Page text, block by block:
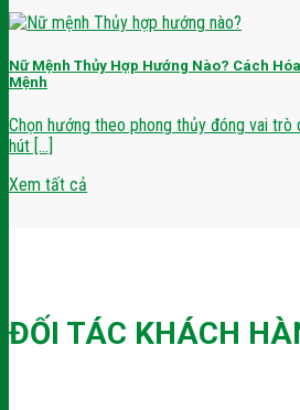
Nữ Mệnh Thủy Hợp Hướng Nào? Cách
Mệnh
Chọn hướng theo phong thủy đóng vai trò
hút [...]
Xem tất cả
ĐỐI TÁC KHÁCH